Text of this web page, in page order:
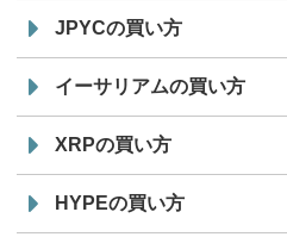
JPYCの買い方
イーサリアムの買い方
XRPの買い方
HYPEの買い方